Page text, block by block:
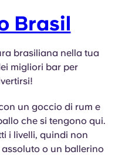
Brasil
brasiliana nella tua
migliori bar per
un goccio di rum e
che si tengono qui.
i livelli, quindi non
o un ballerino